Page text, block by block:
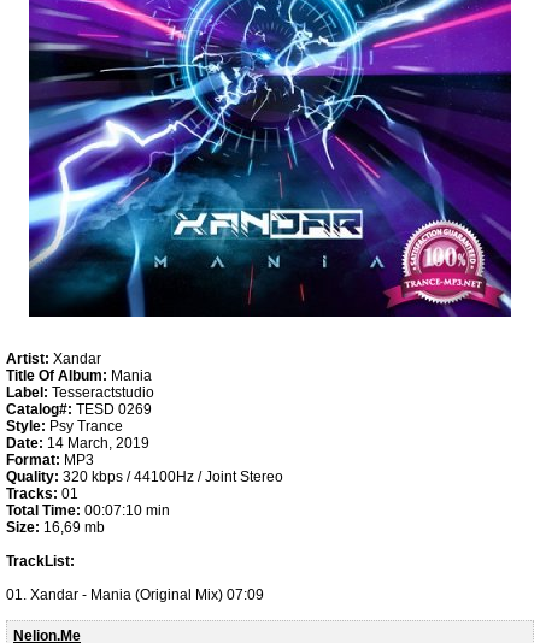
Artist: Xandar
Title Of Album: Mania
Label: Tesseractstudio
Catalog#: TESD 0269
Style: Psy Trance
Date: 14 March, 2019
Format: MP3
Quality: 320 kbps / 44100Hz / Joint Stereo
Tracks: 01
Total Time: 00:07:10 min
Size: 16,69 mb
TrackList:
01. Xandar - Mania (Original Mix) 07:09
Nelion.Me